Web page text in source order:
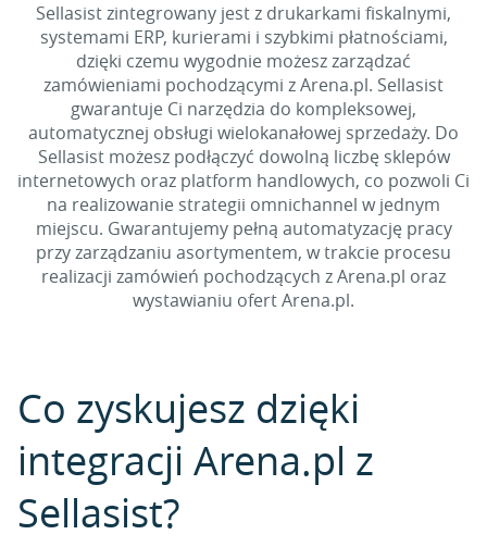
Sellasist zintegrowany jest z drukarkami fiskalnymi,
systemami ERP, kurierami i szybkimi płatnościami,
dzięki czemu wygodnie możesz zarządzać
zamówieniami pochodzącymi z Arena.pl. Sellasist
gwarantuje Ci narzędzia do kompleksowej,
automatycznej obsługi wielokanałowej sprzedaży. Do
Sellasist możesz podłączyć dowolną liczbę sklepów
internetowych oraz platform handlowych, co pozwoli Ci
na realizowanie strategii omnichannel w jednym
miejscu. Gwarantujemy pełną automatyzację pracy
przy zarządzaniu asortymentem, w trakcie procesu
realizacji zamówień pochodzących z Arena.pl oraz
wystawianiu ofert Arena.pl.
Co zyskujesz dzięki
integracji Arena.pl z
Sellasist?